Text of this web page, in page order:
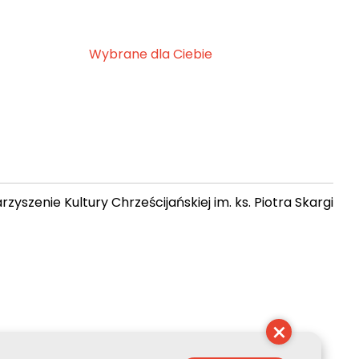
Wybrane dla Ciebie
Kultury Chrześcijańskiej im. ks. Piotra Skargi
×